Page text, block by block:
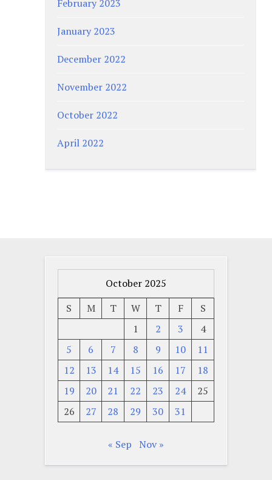
February 2023
January 2023
December 2022
November 2022
October 2022
April 2022
October 2025
S
M T W T F
S
1
2 3
4
5
6 7 8 9 10
11
12
13 14 15 16 17
18
19
20 21 22 23 24
25
26
27 28 29 30 31
« Sep Nov »